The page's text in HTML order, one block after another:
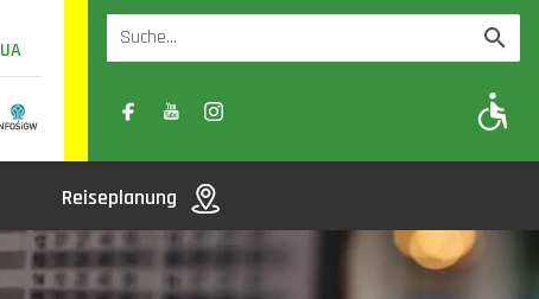
UA
A- A A+
Reiseplanung